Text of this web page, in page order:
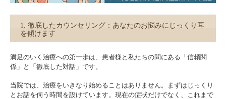
1. 徹底したカウンセリング：あなたのお悩みにじっくり耳
を傾けます
満足のいく治療への第一歩は、患者様と私たちの間にある「信頼関
係」と「徹底した対話」です。
当院では、治療をいきなり始めることはありません。まずはじっくり
とお話を伺う時間を設けています。現在の症状だけでなく、これまで